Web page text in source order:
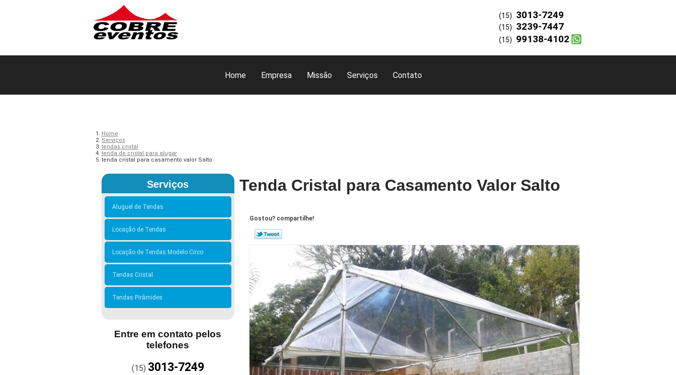
Home Empresa Missão Serviços Contato
(15) 3013-7249
(15) 3239-7447
(15) 99138-4102
Home
Serviços
tendas cristal
tenda de cristal para alugar
tenda cristal para casamento valor Salto
Serviços
Aluguel de Tendas
Locação de Tendas
Locação de Tendas Modelo Circo
Tendas Cristal
Tendas Pirâmides
Entre em contato pelos
telefones
(15) 3013-7249
Tenda Cristal para Casamento Valor Salto
Gostou? compartilhe!